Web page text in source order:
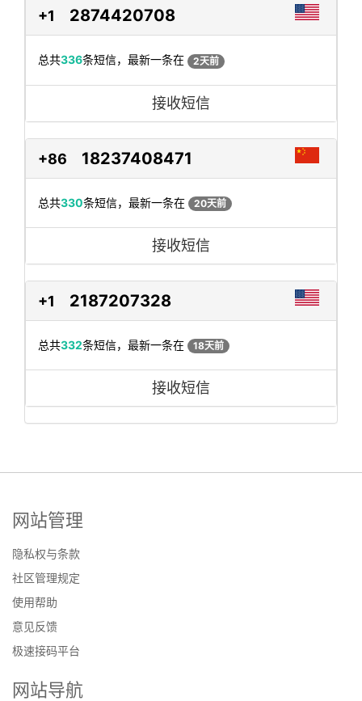
+1 2874420708
总共336条短信，最新一条在 2天前
接收短信
+86 18237408471
总共330条短信，最新一条在 20天前
接收短信
+1 2187207328
总共332条短信，最新一条在 18天前
接收短信
网站管理
隐私权与条款
社区管理规定
使用帮助
意见反馈
极速接码平台
网站导航